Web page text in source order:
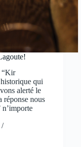
“Kir
qui
alerté le
réponse nous
n’importe